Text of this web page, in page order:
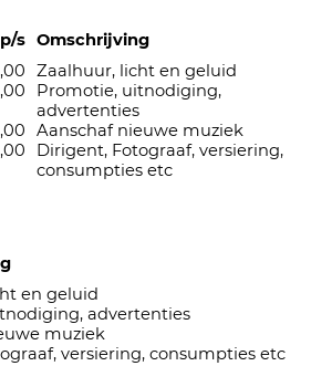
s Omschrijving
Zaalhuur, licht en geluid
Promotie, uitnodiging,
advertenties
Aanschaf nieuwe muziek
Dirigent, Fotograaf, versiering,
consumpties etc
en geluid
advertenties
muziek
versiering, consumpties etc